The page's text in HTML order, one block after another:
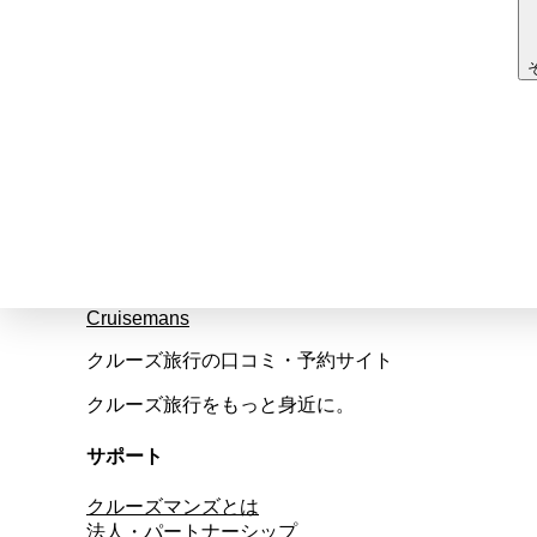
Cruisemans
クルーズ旅行の口コミ・予約サイト
クルーズ旅行をもっと身近に。
サポート
クルーズマンズとは
法人・パートナーシップ